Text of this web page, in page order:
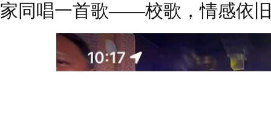
家同唱一首歌——校歌，情感依